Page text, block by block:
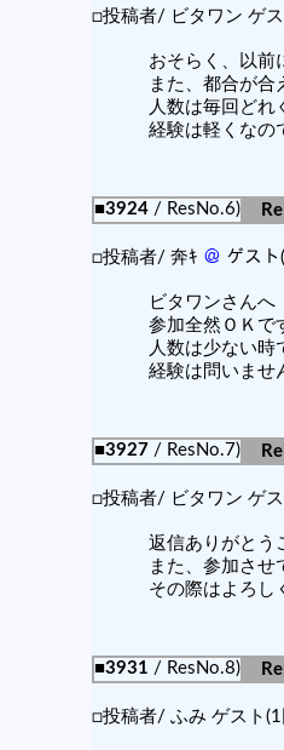
□投稿者/ ビタワン ゲ
おそらく、以前
また、都合が合
人数は毎回どれ
経験は軽くなの
■3924/ ResNo.6)
□投稿者/ 奔ｷ ＠ ゲス
ビタワンさんへ
参加全然ＯＫで
人数は少ない時
経験は問いませ
■3927 / ResNo.7)
□投稿者/ ビタワン ゲ
返信ありがとう
また、参加させ
その際はよろし
■3931 / ResNo.8)
□投稿者/ ふみ ゲスト